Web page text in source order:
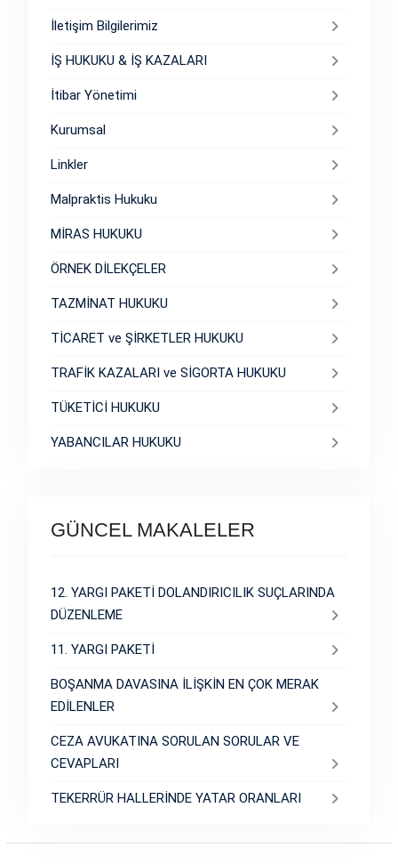
İletişim Bilgilerimiz
İŞ HUKUKU & İŞ KAZALARI
İtibar Yönetimi
Kurumsal
Linkler
Malpraktis Hukuku
MİRAS HUKUKU
ÖRNEK DİLEKÇELER
TAZMİNAT HUKUKU
TİCARET ve ŞİRKETLER HUKUKU
TRAFİK KAZALARI ve SİGORTA HUKUKU
TÜKETİCİ HUKUKU
YABANCILAR HUKUKU
GÜNCEL MAKALELER
12. YARGI PAKETİ DOLANDIRICILIK SUÇLARINDA
DÜZENLEME
11. YARGI PAKETİ
BOŞANMA DAVASINA İLİŞKİN EN ÇOK MERAK
EDİLENLER
CEZA AVUKATINA SORULAN SORULAR VE
CEVAPLARI
TEKERRÜR HALLERİNDE YATAR ORANLARI